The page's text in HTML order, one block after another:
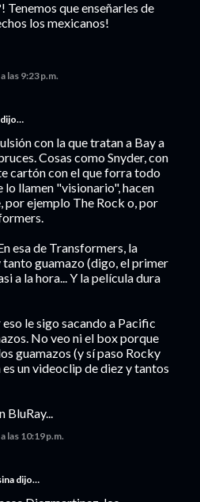
Tenemos que enseñarles de
los mexicanos!
las 9:23 p.m.
dijo…
con la que tratan a Bay a
Cosas como Snyder, con
cartón con el que forra todo
lo llamen "visionario", hacen
por ejemplo The Rock o, por
esa de Transformers, la
tanto guamazo (digo, el primer
a la hora... Y la película dura
le sigo sacando a Pacific
No veo ni el box porque
guamazos (y sí paso Rocky
un videoclip de diez y tantos
BluRay...
las 10:19 p.m.
dijo…